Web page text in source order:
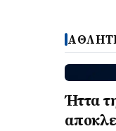
Ήττα